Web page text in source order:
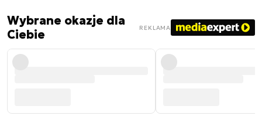
Wybrane okazje dla
Ciebie
REKLAMA